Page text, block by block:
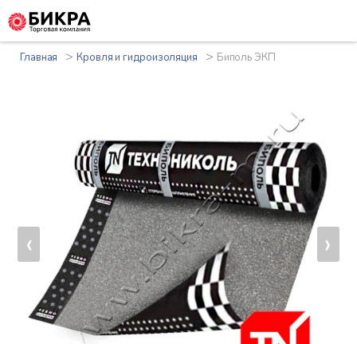
Главная >Кровля и гидроизоляция > Биполь ЭКП
‹ ›